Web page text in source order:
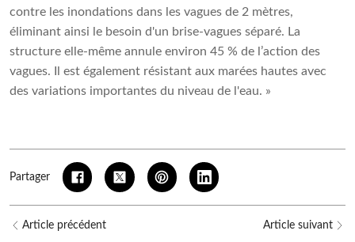
contre les inondations dans les vagues de 2 mètres,
éliminant ainsi le besoin d'un brise-vagues séparé. La
structure elle-même annule environ 45 % de l’action des
vagues. Il est également résistant aux marées hautes avec
des variations importantes du niveau de l'eau. »
Partager
Article précédent Article suivant